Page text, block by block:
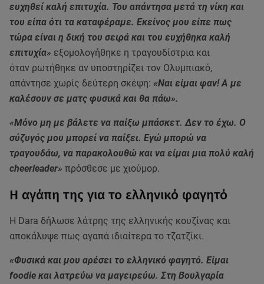
ευχηθεί καλή επιτυχία. Του απάντησα μετά τη νίκη και
του είπα ότι τα καταφέραμε. Εκείνος μου είπε πως
τώρα είναι η δική του σειρά και του ευχήθηκα καλή
επιτυχία» εξομολογήθηκε η τραγουδίστρια και
όταν ρωτήθηκε αν υποστηρίζει τον Ολυμπιακό,
απάντησε χωρίς δεύτερη σκέψη: «Ναι είμαι φαν! Α με
καλέσουν σε ματς φυσικά και θα πάω».
«Μόνο μη με βάλετε να παίξω μπάσκετ. Δεν το έχω. Ο
σύζυγός μου μπορεί να παίξει. Εγώ μπορώ να
τραγουδάω, να παρακολουθώ και να είμαι μια πολύ καλή
cheerleader» πρόσθεσε με χιούμορ.
Η αγάπη της για το ελληνικό φαγητό
Η Dara δήλωσε λάτρης της ελληνικής κουζίνας και
αποκάλυψε πως αγαπά ιδιαίτερα το τζατζίκι.
«Φυσικά και μου αρέσει το ελληνικό φαγητό. Είμαι
foodie και λατρεύω να μαγειρεύω. Στη Βουλγαρία